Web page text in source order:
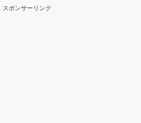
スポンサーリンク